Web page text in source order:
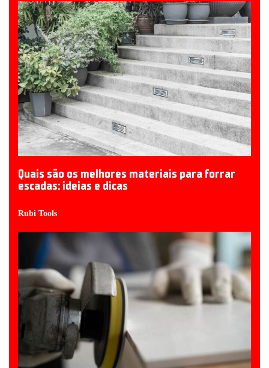
Quais são os melhores materiais para forrar
escadas: ideias e dicas
Rubi Tools